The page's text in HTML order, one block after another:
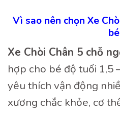
Vì sao nên chọn Xe
bé
Xe Chòi Chân 5 chỗ
hợp cho bé độ tuổi 1,5
yêu thích vận động
xương chắc khỏe, cơ